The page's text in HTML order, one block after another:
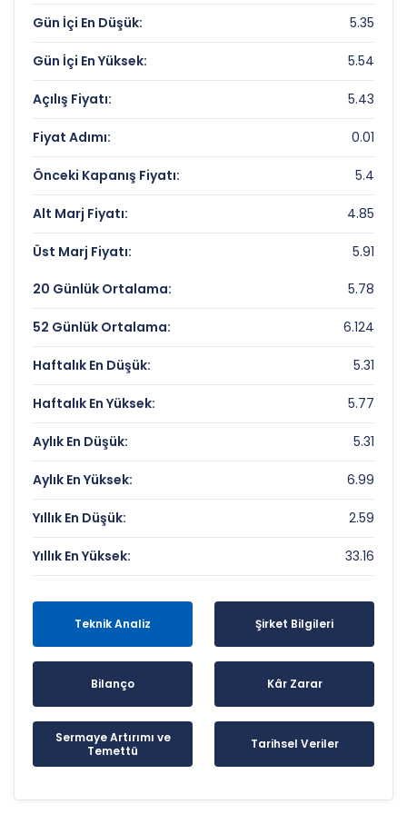
Çarpanları
Fiyat/Kazanç (F/K):
Veri Yok
Piyasa Değeri/Defter Değeri (PD/DD):
0
BORLEASE OTOMOTIV Rekorlar ve Önemli
Seviyeler
Bugün Gördüğü En Yüksek Fiyat:
Son 1 Yılın Zirvesi:
33.16 TL
Son 1 Yılın Dibi:
2.59 TL
Gün İçi En Düşük: 5.35
Gün İçi En Yüksek: 5.54
Açılış Fiyatı: 5.43
Fiyat Adımı: 0.01
Önceki Kapanış Fiyatı: 5.4
Alt Marj Fiyatı: 4.85
Üst Marj Fiyatı: 5.91
20 Günlük Ortalama: 5.78
52 Günlük Ortalama: 6.124
Haftalık En Düşük: 5.31
Haftalık En Yüksek: 5.77
Aylık En Düşük: 5.31
Aylık En Yüksek: 6.99
Yıllık En Düşük: 2.59
Yıllık En Yüksek: 33.16
Teknik Analiz Şirket Bilgileri
Bilanço Kâr Zarar
Sermaye Artırımı ve
Temettü
Tarihsel Veriler